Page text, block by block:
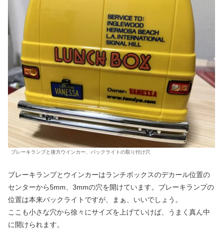
ブレーキランプと後方ウインカー、バックライトの取り付け穴
ブレーキランプとウインカーはランチボックスのデカール位置の
センターから5mm、3mmの穴を開けています。ブレーキランプの
位置は本来バックライトですが、まぁ、いいでしょう。
ここも小さな穴から徐々にサイズを上げていけば、うまく真ん中
に開けられます。